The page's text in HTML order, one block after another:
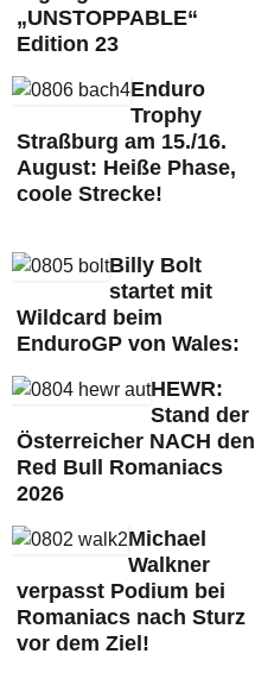
„UNSTOPPABLE“
Edition 23
Enduro
Trophy
Straßburg am 15./16.
August: Heiße Phase,
coole Strecke!
Billy Bolt
startet mit
Wildcard beim
EnduroGP von Wales:
HEWR:
Stand der
Österreicher NACH den
Red Bull Romaniacs
2026
Michael
Walkner
verpasst Podium bei
Romaniacs nach Sturz
vor dem Ziel!